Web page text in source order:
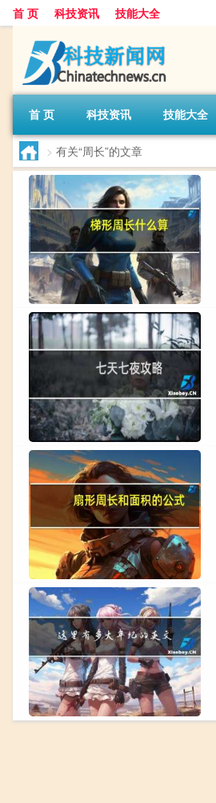
首 页 科技资讯 技能大全
首 页 科技资讯 技能大全
> 有关“周长”的文章